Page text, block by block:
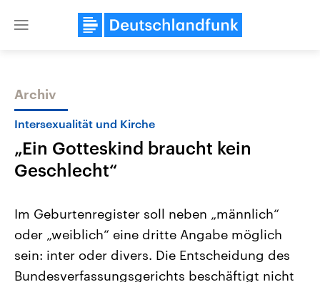
Close
Themen
Landtagswahl Sachsen-Anhalt
2026
Alle Informationen
Aktuelle Beiträge,
Hintergründe
Archiv
Intersexualität und Kirche
„Ein Gotteskind braucht kein
Geschlecht“
Im Geburtenregister soll neben „männlich“
oder „weiblich“ eine dritte Angabe möglich
sein: inter oder divers. Die Entscheidung des
Bundesverfassungsgerichts beschäftigt nicht